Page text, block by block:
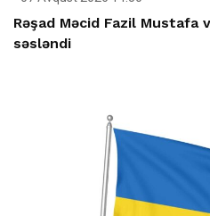
Rəşad Məcid Fazil Mustafa
səsləndi